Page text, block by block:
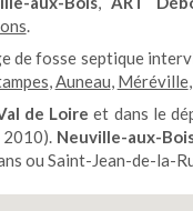
.
de fosse septique
,Auneau, Méréville,
de Loire et dans le
2010). Neuville-aux-
ou Saint-Jean-de-la-